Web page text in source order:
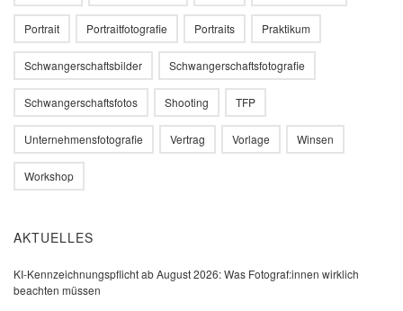
Portrait Portraitfotografie Portraits Praktikum
Schwangerschaftsbilder Schwangerschaftsfotografie
Schwangerschaftsfotos Shooting TFP
Unternehmensfotografie Vertrag Vorlage Winsen
Workshop
AKTUELLES
KI-Kennzeichnungspflicht ab August 2026: Was Fotograf:innen wirklich
beachten müssen